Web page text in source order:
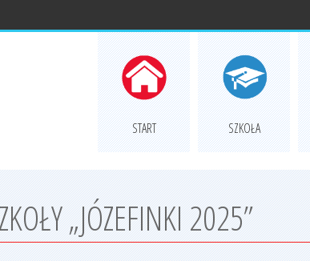
START SZKOŁA
„JÓZEFINKI 2025”